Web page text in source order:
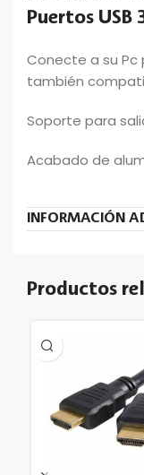
Puertos USB
Conecte a su Pc
también
Soporte para
Acabado de
INFORMACIÓN
Productos